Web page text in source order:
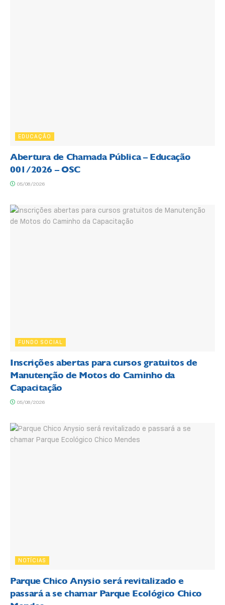
EDUCAÇÃO
Abertura de Chamada Pública – Educação
001/2026 – OSC
05/08/2026
FUNDO SOCIAL
Inscrições abertas para cursos gratuitos de
Manutenção de Motos do Caminho da
Capacitação
05/08/2026
NOTÍCIAS
Parque Chico Anysio será revitalizado e
passará a se chamar Parque Ecológico Chico